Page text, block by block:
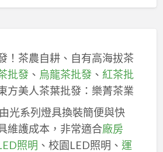
！茶農自耕、自有高海拔茶
批發、 烏龍茶批發、 紅茶批
方美人茶葉批發：樂菁茶業
光系列燈具換裝簡便與快
維護成本，非常適合廠房
照明 、校園LED照明、 運